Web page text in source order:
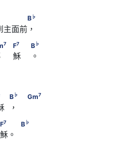
B ♭
面前，
7 F7 B ♭
穌    。
7
7
B ♭ Gm7
，
Cm
F7 B ♭
。